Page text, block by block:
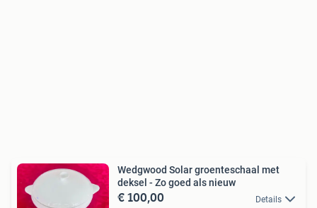
Wedgwood Solar groenteschaal met
deksel - Zo goed als nieuw
€ 100,00 Details